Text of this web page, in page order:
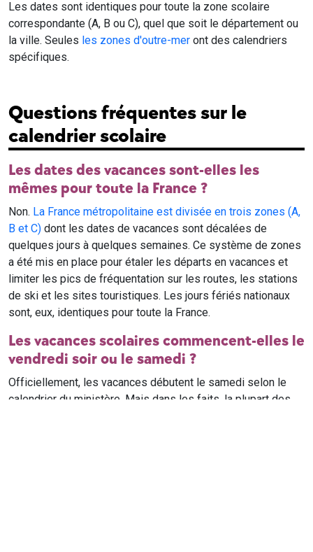
Les dates sont identiques pour toute la zone scolaire
correspondante (A, B ou C), quel que soit le département ou
la ville. Seules les zones d'outre-mer ont des calendriers
spécifiques.
Questions fréquentes sur le
calendrier scolaire
Les dates des vacances sont-elles les
mêmes pour toute la France ?
Non. La France métropolitaine est divisée en trois zones (A,
B et C) dont les dates de vacances sont décalées de
quelques jours à quelques semaines. Ce système de zones
a été mis en place pour étaler les départs en vacances et
limiter les pics de fréquentation sur les routes, les stations
de ski et les sites touristiques. Les jours fériés nationaux
sont, eux, identiques pour toute la France.
Les vacances scolaires commencent-elles le
vendredi soir ou le samedi ?
Officiellement, les vacances débutent le samedi selon le
calendrier du ministère. Mais dans les faits, la plupart des